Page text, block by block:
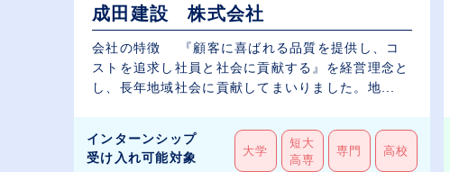
成田建設 株式会社
会社の特徴 『顧客に喜ばれる品質を提供し、コ
ストを追求し社員と社会に貢献する』を経営理念と
し、長年地域社会に貢献してまいりました。地...
インターンシップ
受け入れ可能対象
大学
短大
高専
専門 高校